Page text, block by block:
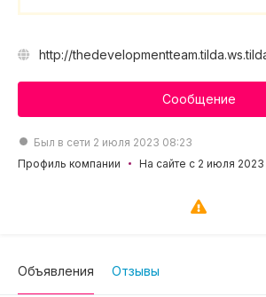
http://
Сообщение
Был в сети 2 июля 2023 08:23
Профиль компании
На сайте с 2 июля 2023
Объявления Отзывы